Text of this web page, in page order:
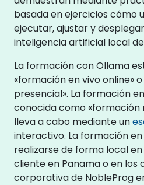
basada en ejercicios cómo
ejecutar, ajustar y
inteligencia artificial local
La formación con Ollama
«formación en vivo online»
presencial». La formación
conocida como «formación
lleva a cabo mediante un
interactivo. La formación
realizarse de forma local
cliente en Panama o en
corporativa de NobleProg